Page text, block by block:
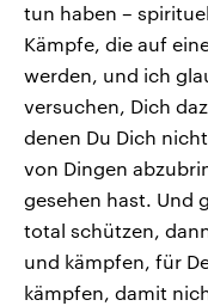
tun haben –
Kämpfe, die auf
werden, und ich
versuchen, Dich
denen Du Dich
von Dingen
gesehen hast. Und
total schützen,
und kämpfen, für
kämpfen, damit